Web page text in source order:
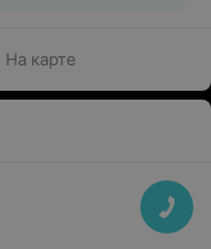
На карте